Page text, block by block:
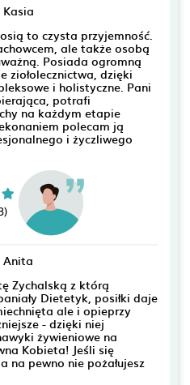
to czysta przyjemność.
ale także osobą
Posiada ogromną
ziołolecznictwa, dzięki
i holistyczne. Pani
potrafi
na każdym etapie
polecam ją
i życzliwego
Anita
Zychalską z którą
Dietetyk, posiłki daje
ale i opieprzy
- dzięki niej
żywieniowe na
Kobieta! Jeśli się
na pewno nie pożałujesz